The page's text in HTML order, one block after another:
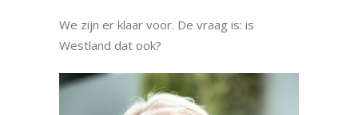
We zijn er klaar voor. De vraag is: is
Westland dat ook?